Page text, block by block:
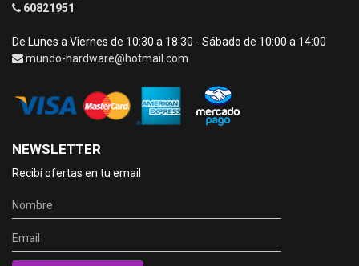
60821951
De Lunes a Viernes de 10:30 a 18:30 - Sábado de 10:00 a 14:00
mundo-hardware@hotmail.com
NEWSLETTER
Recibí ofertas en tu email